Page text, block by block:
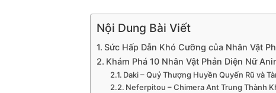
Nội Dung Bài Viết
Sức Hấp Dẫn Khó Cưỡng của Nhân Vật
Khám Phá 10 Nhân Vật Phản Diện Nữ
Daki – Quỷ Thượng Huyền Quyến Rũ và
Neferpitou – Chimera Ant Trung Thành